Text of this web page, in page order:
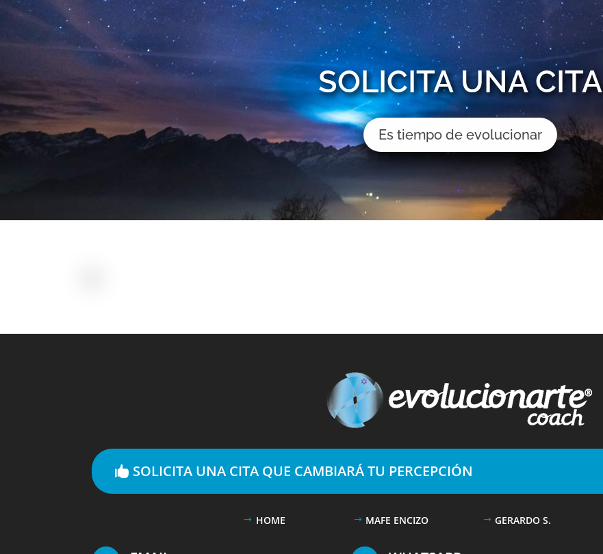
SOLICITA UNA CITA
Es tiempo de evolucionar
SOLICITA UNA CITA QUE CAMBIARÁ TU PERCEPCIÓN
HOME MAFE ENCIZO GERARDO S.